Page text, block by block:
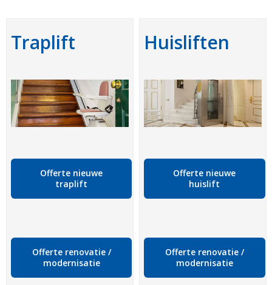
Traplift
Offerte nieuwe
traplift
Offerte renovatie /
modernisatie
Huisliften
Offerte nieuwe
huislift
Offerte renovatie /
modernisatie